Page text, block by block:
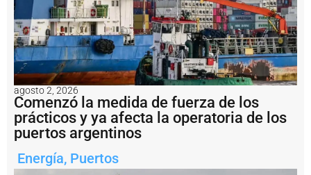
e
l
a
m
i
n
e
rí
a
a
r
g
e
agosto 2, 2026
Comenzó la medida de fuerza de los
prácticos y ya afecta la operatoria de los
puertos argentinos
Energía, Puertos